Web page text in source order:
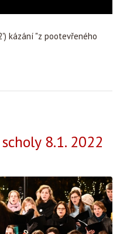
kázání "z pootevřeného
8.1. 2022